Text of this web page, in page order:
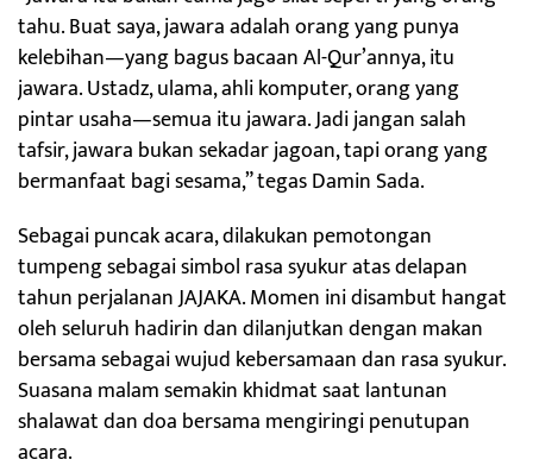
tahu. Buat saya, jawara adalah orang yang punya
kelebihan—yang bagus bacaan Al-Qur’annya, itu
jawara. Ustadz, ulama, ahli komputer, orang yang
pintar usaha—semua itu jawara. Jadi jangan salah
tafsir, jawara bukan sekadar jagoan, tapi orang yang
bermanfaat bagi sesama,” tegas Damin Sada.
Sebagai puncak acara, dilakukan pemotongan
tumpeng sebagai simbol rasa syukur atas delapan
tahun perjalanan JAJAKA. Momen ini disambut hangat
oleh seluruh hadirin dan dilanjutkan dengan makan
bersama sebagai wujud kebersamaan dan rasa syukur.
Suasana malam semakin khidmat saat lantunan
shalawat dan doa bersama mengiringi penutupan
acara.